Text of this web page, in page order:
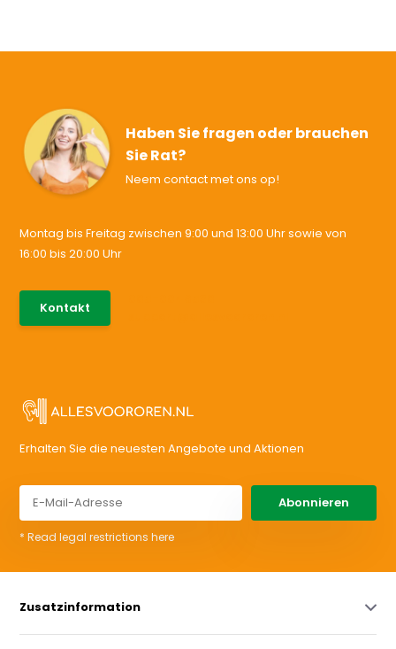
Haben Sie fragen oder brauchen
Sie Rat?
Neem contact met ons op!
Montag bis Freitag zwischen 9:00 und 13:00 Uhr sowie von
16:00 bis 20:00 Uhr
Kontakt
Erhalten Sie die neuesten Angebote und Aktionen
Abonnieren
* Read legal restrictions here
Zusatzinformation